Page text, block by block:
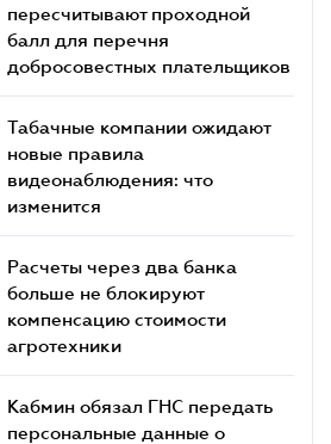
пересчитывают проходной
балл для перечня
добросовестных плательщиков
Табачные компании ожидают
новые правила
видеонаблюдения: что
изменится
Расчеты через два банка
больше не блокируют
компенсацию стоимости
агротехники
Кабмин обязал ГНС передать
персональные данные о